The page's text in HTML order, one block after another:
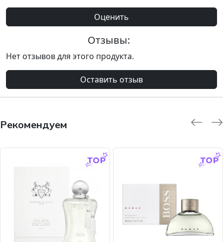
Оценить
Отзывы:
Нет отзывов для этого продукта.
Оставить отзыв
Рекомендуем